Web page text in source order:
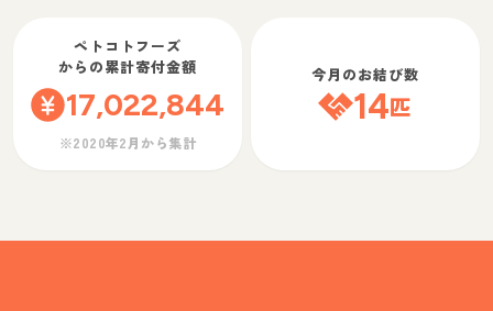
ペトコトフーズ
からの累計寄付金額
17,022,844
※2020年2月から集計
今月のお結び数
14匹